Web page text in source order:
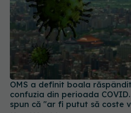
OMS a definit boala
confuzia din perioada
spun că "ar fi putut să coste
22 apr 2024, 10:01